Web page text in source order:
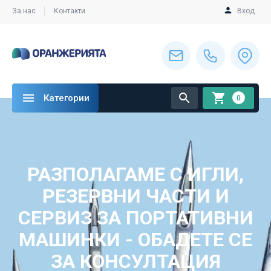
За нас Контакти Вход
Категории 0
РАЗПОЛАГАМЕ С ИГЛИ,
РЕЗЕРВНИ ЧАСТИ И
СЕРВИЗ ЗА ПОРТАТИВНИ
МАШИНКИ - ОБАДЕТЕ СЕ
ЗА КОНСУЛТАЦИЯ